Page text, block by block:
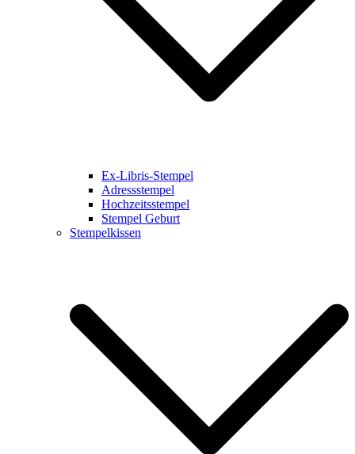
Ex-Libris-Stempel
Adressstempel
Hochzeitsstempel
Stempel Geburt
Stempelkissen